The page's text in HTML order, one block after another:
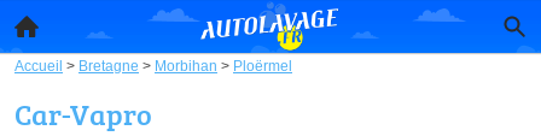
Accueil > Bretagne > Morbihan > Ploërmel
Car-Vapro